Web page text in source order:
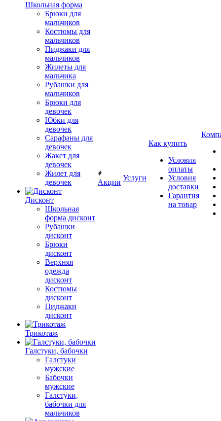
Школьная форма
Брюки для
мальчиков
Костюмы для
мальчиков
Пиджаки для
мальчиков
Жилеты для
мальчика
Рубашки для
мальчиков
Брюки для
девочек
Юбки для
девочек
Сарафаны для
девочек
Жакет для
девочек
Жилет для
девочек
Дисконт
Школьная
форма дисконт
Рубашки
дисконт
Брюки
дисконт
Верхняя
одежда
дисконт
Костюмы
дисконт
Пиджаки
дисконт
Трикотаж
Галстуки, бабочки
Галстуки
мужские
Бабочки
мужские
Галстуки,
бабочки для
мальчиков
Акции
Услуги
Как купить
Условия
оплаты
Условия
доставки
Гарантия
на товар